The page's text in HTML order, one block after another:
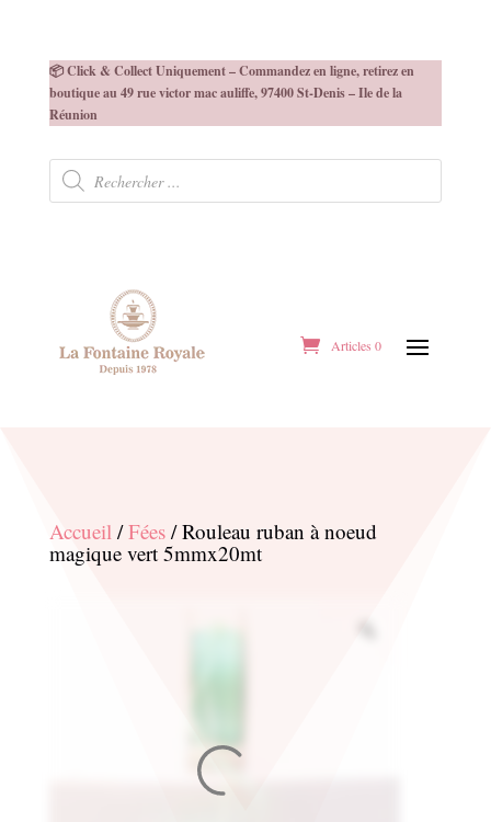
📦 Click & Collect Uniquement – Commandez en ligne, retirez en
boutique au 49 rue victor mac auliffe, 97400 St-Denis – Ile de la
Réunion
Recherche
produits
Articles 0
Accueil/Fées/ Rouleau ruban à noeud
magique vert 5mmx20mt